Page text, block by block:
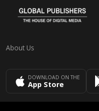
About Us
DOWNLOAD ON THE
App Store